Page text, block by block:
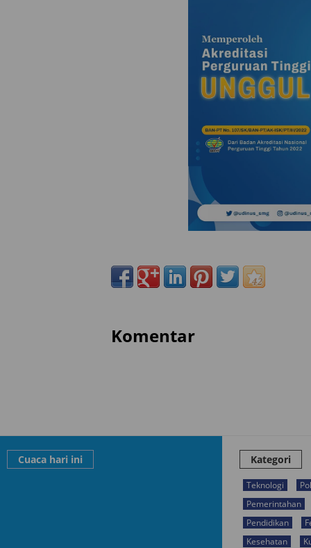
Komentar
Cuaca hari ini Kategori
Teknologi
Pemerintahan
Pendidikan
Kesehatan